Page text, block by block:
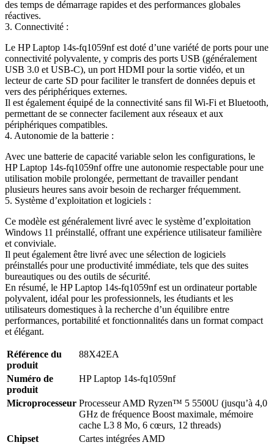
des temps de démarrage rapides et des performances globales
réactives.
3. Connectivité :
Le HP Laptop 14s-fq1059nf est doté d’une variété de ports pour une
connectivité polyvalente, y compris des ports USB (généralement
USB 3.0 et USB-C), un port HDMI pour la sortie vidéo, et un
lecteur de carte SD pour faciliter le transfert de données depuis et
vers des périphériques externes.
Il est également équipé de la connectivité sans fil Wi-Fi et Bluetooth,
permettant de se connecter facilement aux réseaux et aux
périphériques compatibles.
4. Autonomie de la batterie :
Avec une batterie de capacité variable selon les configurations, le
HP Laptop 14s-fq1059nf offre une autonomie respectable pour une
utilisation mobile prolongée, permettant de travailler pendant
plusieurs heures sans avoir besoin de recharger fréquemment.
5. Système d’exploitation et logiciels :
Ce modèle est généralement livré avec le système d’exploitation
Windows 11 préinstallé, offrant une expérience utilisateur familière
et conviviale.
Il peut également être livré avec une sélection de logiciels
préinstallés pour une productivité immédiate, tels que des suites
bureautiques ou des outils de sécurité.
En résumé, le HP Laptop 14s-fq1059nf est un ordinateur portable
polyvalent, idéal pour les professionnels, les étudiants et les
utilisateurs domestiques à la recherche d’un équilibre entre
performances, portabilité et fonctionnalités dans un format compact
et élégant.
Référence du
produit
88X42EA
Numéro de
produit
HP Laptop 14s-fq1059nf
Microprocesseur Processeur AMD Ryzen™ 5 5500U (jusqu’à 4,0
GHz de fréquence Boost maximale, mémoire
cache L3 8 Mo, 6 cœurs, 12 threads)
Chipset
Cartes intégrées AMD